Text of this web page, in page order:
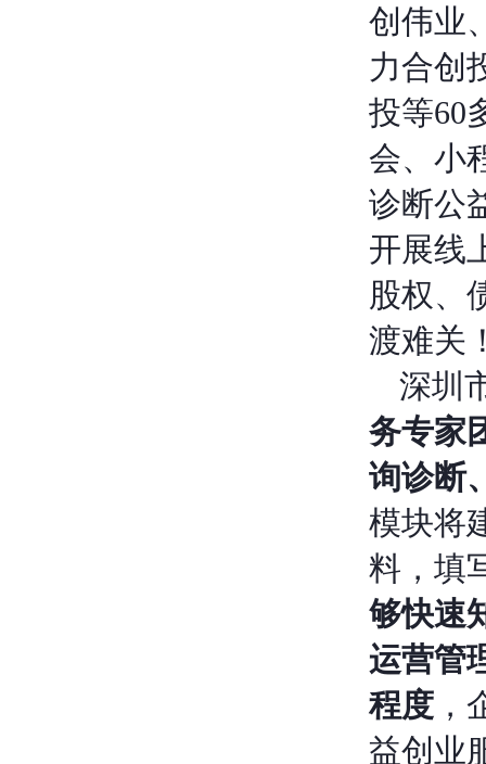
创伟业
力合创
投等60
会、小
诊断公
开展线
股权、
渡难关
深圳
务专家
询诊断
模块将
料，填
够快速
运营管
程度
益创业